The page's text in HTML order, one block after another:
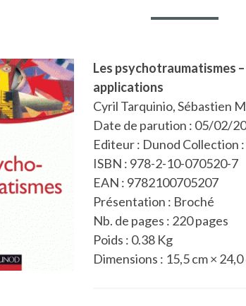
Les psychotraumatismes
applications
Cyril Tarquinio, Sébastien
Date de parution : 05/02/
Editeur : Dunod Collection
ISBN : 978-2-10-070520-7
EAN : 9782100705207
Présentation : Broché
Nb. de pages : 220 pages
Poids : 0.38 Kg
Dimensions : 15,5 cm × 24,0